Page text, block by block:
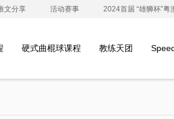
文分享 活动赛事 2024首届 “雄狮杯”
硬式曲棍球课程 教练天团